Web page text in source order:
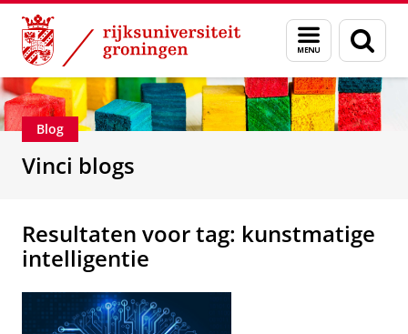
Skip
Content
Skip
Navigation
Menu
en
zoeken
Department of Innovation Management &
Blog
Vinci blogs
Resultaten voor tag: kunstmatige
intelligentie